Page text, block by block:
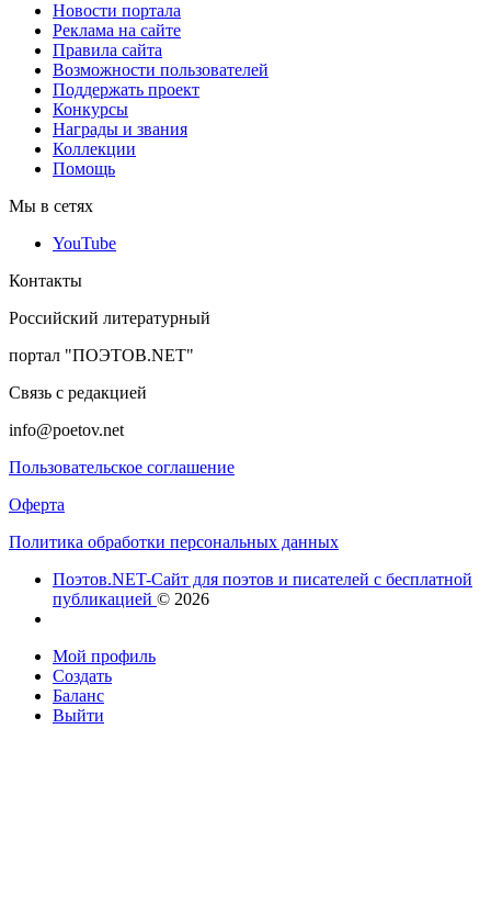
Новости портала
Реклама на сайте
Правила сайта
Возможности пользователей
Поддержать проект
Конкурсы
Награды и звания
Коллекции
Помощь
Мы в сетях
YouTube
Контакты
Российский литературный
портал "ПОЭТОВ.NET"
Связь с редакцией
info@poetov.net
Пользовательское соглашение
Оферта
Политика обработки персональных данных
Поэтов.NET-Сайт для поэтов и писателей с бесплатной
публикацией © 2026
Мой профиль
Создать
Баланс
Выйти